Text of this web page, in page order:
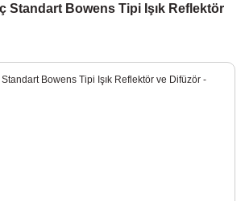
Standart Bowens Tipi Işık Reflektör